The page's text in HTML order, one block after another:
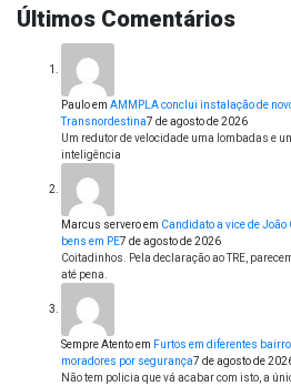
Últimos Comentários
Pauloem AMMPLA conclui instalação de
Transnordestina7 de agosto de 2026
Um redutor de velocidade uma lombadas e
inteligência
Marcus serveroem Candidato a vice de
bens em PE7 de agosto de 2026
Coitadinhos. Pela declaração ao TRE,
até pena.
Sempre Atentoem Furtos em diferentes
moradores por segurança7 de agosto de
Não tem policia que vá acabar com isto, a